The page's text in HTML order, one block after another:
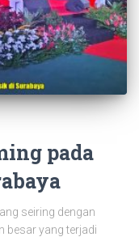
pada
seiring dengan
besar yang terjadi